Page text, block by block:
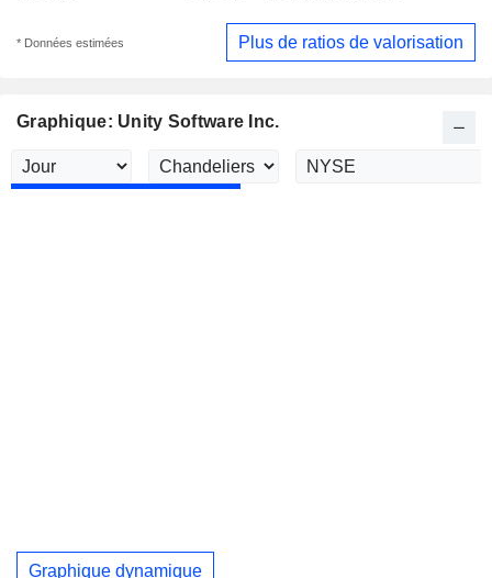
* Données estimées Plus de ratios de valorisation
Graphique: Unity Software Inc.
Graphique dynamique